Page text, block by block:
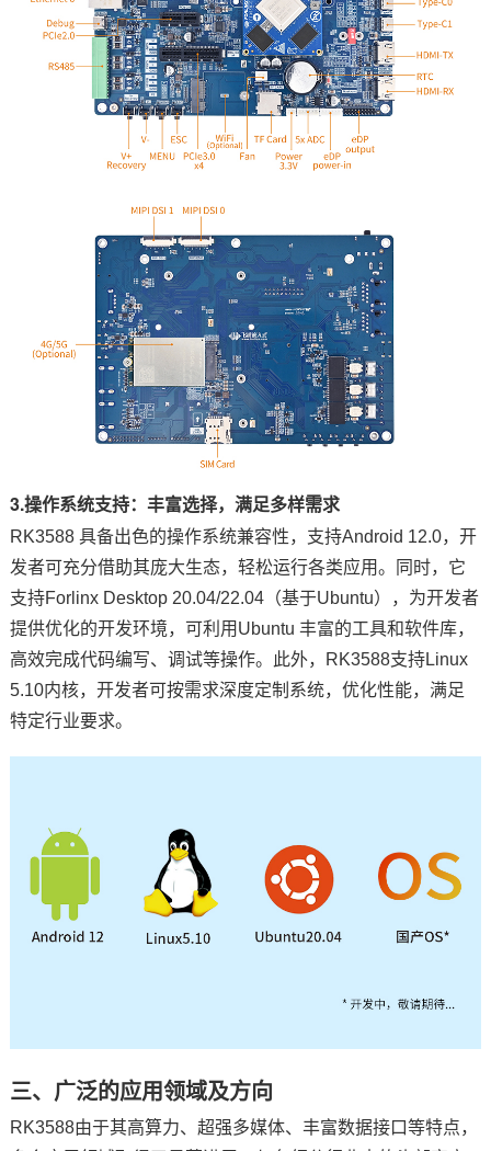
3.操作系统支持：丰富选择，满足多样需求
RK3588 具备出色的操作系统兼容性，支持Android 12.0，开
发者可充分借助其庞大生态，轻松运行各类应用。同时，它
支持Forlinx Desktop 20.04/22.04（基于Ubuntu），为开发者
提供优化的开发环境，可利用Ubuntu 丰富的工具和软件库，
高效完成代码编写、调试等操作。此外，RK3588支持Linux
5.10内核，开发者可按需求深度定制系统，优化性能，满足
特定行业要求。
三、广泛的应用领域及方向
RK3588由于其高算力、超强多媒体、丰富数据接口等特点，